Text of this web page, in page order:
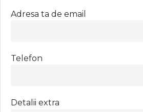
Adresa ta de email
Telefon
Detalii extra